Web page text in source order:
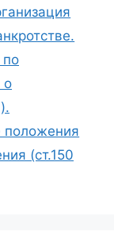
по
о
(ст.150